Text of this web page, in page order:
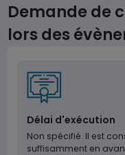
Demande de
lors des
Délai d'exécution
Non spécifié. Il est
suffisamment en